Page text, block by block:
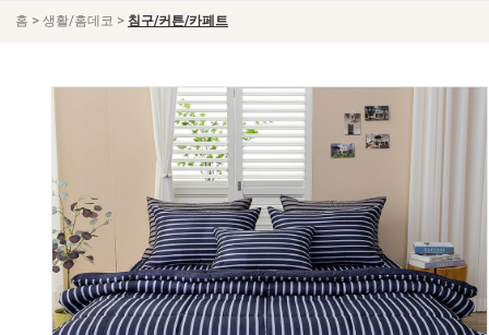
홈 > 생활/홈데코 > 침구/커튼/카페트